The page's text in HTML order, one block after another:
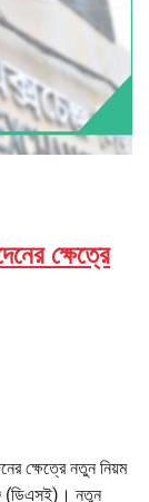
ক্ষেত্রে
ক্ষেত্রে নতুন নিয়ম
(ডিএসই)। নতুন